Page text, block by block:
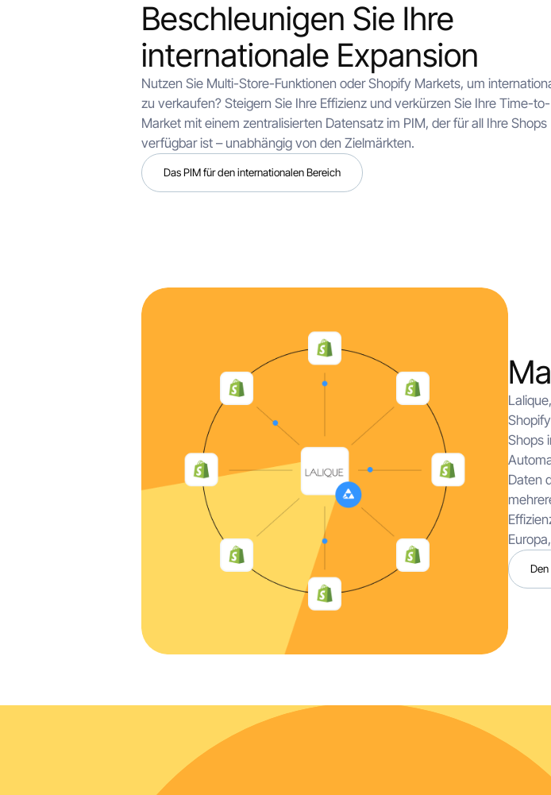
Beschleunigen Sie Ihre
internationale Expansion
Nutzen Sie Multi-Store-Funktionen oder Shopify Markets, um
zu verkaufen? Steigern Sie Ihre Effizienz und verkürzen Sie Ihre Time-to-
Market mit einem zentralisierten Datensatz im PIM, der für all Ihre Shops
verfügbar ist – unabhängig von den Zielmärkten.
Das PIM für den internationalen Bereich
Shops
Daten